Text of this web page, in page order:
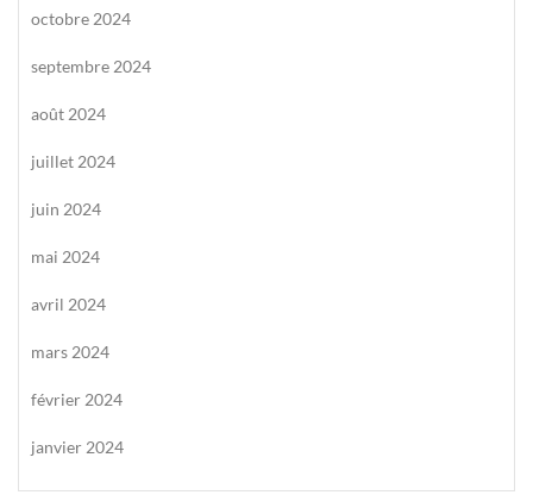
octobre 2024
septembre 2024
août 2024
juillet 2024
juin 2024
mai 2024
avril 2024
mars 2024
février 2024
janvier 2024